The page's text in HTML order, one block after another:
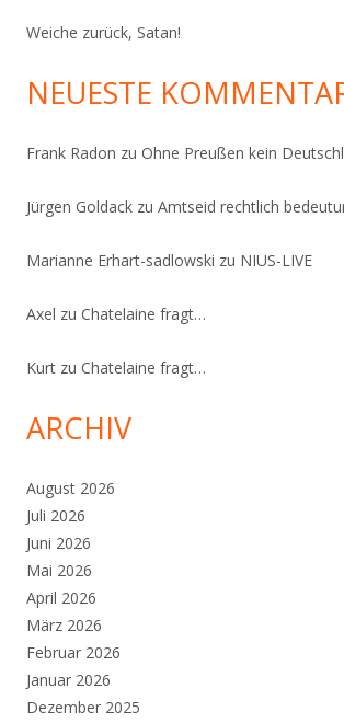
Weiche zurück, Satan!
NEUESTE
Frank Radon zu Ohne Preußen kein
Jürgen Goldack zu Amtseid rechtlich
Marianne Erhart-sadlowski zu NIUS-LIVE
Axel zu Chatelaine fragt…
Kurt zu Chatelaine fragt…
ARCHIV
August 2026
Juli 2026
Juni 2026
Mai 2026
April 2026
März 2026
Februar 2026
Januar 2026
Dezember 2025